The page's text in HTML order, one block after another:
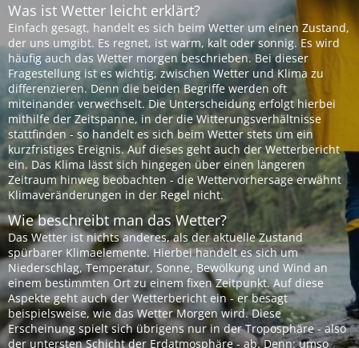
Was ist Wetter leicht erklärt?
Einfach gesagt, handelt es sich beim Wetter um einen Zustand,
der uns umgibt. Es regnet, ist warm, kalt oder sonnig. Es wird
häufig auch das Wetter morgen beschrieben. Bei dieser
Fragestellung ist es wichtig, zwischen Wetter und Klima zu
differenzieren. Denn die beiden Begriffe werden oft
miteinander verwechselt. Die Unterscheidung erfolgt hierbei
mithilfe der Zeitspanne, in der die Witterungsverhältnisse
stattfinden - so handelt es sich beim Wetter stets um ein
kurzfristiges Ereignis. Auf dieses geht auch der Wetterbericht
ein. Das Klima lässt sich hingegen über einen längeren
Zeitraum hinweg beobachten - die Wettervorhersage erwähnt
Klimaveränderungen in der Regel nicht.
Wie beschreibt man das Wetter?
Das Wetter ist nichts anderes, als der aktuelle Zustand
spürbarer Klimaelemente. Hierbei handelt es sich um
Niederschlag, Temperatur, Sonne, Bewölkung und Wind an
einem bestimmten Ort zu einem fixen Zeitpunkt. Auf diese
Aspekte geht auch der Wetterbericht ein - er besagt
beispielsweise, wie das Wetter Morgen wird. Diese
Erscheinung spielt sich übrigens nur in der Troposphäre - also
der untersten Schicht der Erdatmosphäre - ab. Denn: umso